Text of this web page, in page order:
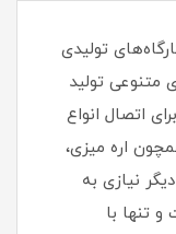
تولیدی
متنوعی تولید
اتصال انواع
اره میزی،
نیازی به
تنها با